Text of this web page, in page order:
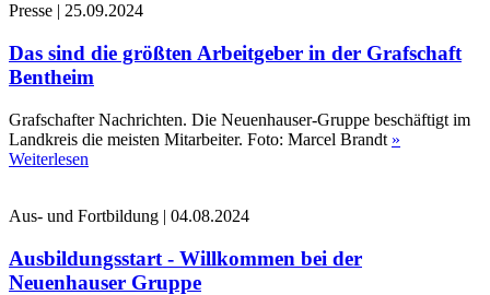
Presse | 25.09.2024
Das sind die größten Arbeitgeber in der Grafschaft
Bentheim
Grafschafter Nachrichten. Die Neuenhauser-Gruppe beschäftigt im
Landkreis die meisten Mitarbeiter. Foto: Marcel Brandt »
Weiterlesen
Aus- und Fortbildung | 04.08.2024
Ausbildungsstart - Willkommen bei der
Neuenhauser Gruppe